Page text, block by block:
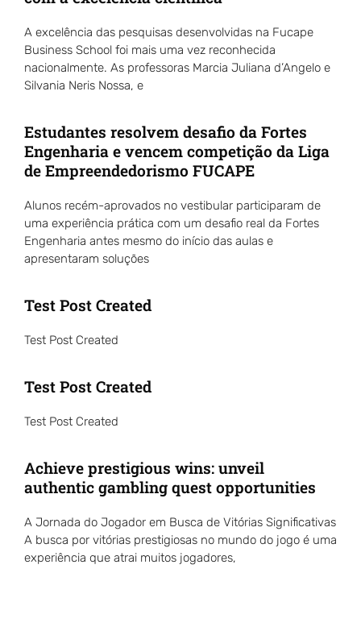
A excelência das pesquisas desenvolvidas na Fucape
Business School foi mais uma vez reconhecida
nacionalmente. As professoras Marcia Juliana d’Angelo e
Silvania Neris Nossa, e
Estudantes resolvem desafio da Fortes
Engenharia e vencem competição da Liga
de Empreendedorismo FUCAPE
Alunos recém-aprovados no vestibular participaram de
uma experiência prática com um desafio real da Fortes
Engenharia antes mesmo do início das aulas e
apresentaram soluções
Test Post Created
Test Post Created
Test Post Created
Test Post Created
Achieve prestigious wins: unveil
authentic gambling quest opportunities
A Jornada do Jogador em Busca de Vitórias Significativas
A busca por vitórias prestigiosas no mundo do jogo é uma
experiência que atrai muitos jogadores,